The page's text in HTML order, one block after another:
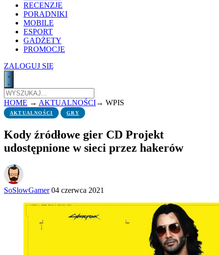
RECENZJE
PORADNIKI
MOBILE
ESPORT
GADŻETY
PROMOCJE
ZALOGUJ SIĘ
HOME → AKTUALNOŚCI→ WPIS
AKTUALNOŚCI GRY
Kody źródłowe gier CD Projekt
udostępnione w sieci przez hakerów
SoSlowGamer 04 czerwca 2021